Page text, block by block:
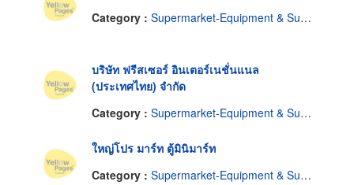
Category : Supermarket-Equipment & Supplies
บริษัท ฟรีสเซอร์ อินเตอร์เนชั่นแนล
(ประเทศไทย) จำกัด
Category : Supermarket-Equipment & Supplies
ใหญ่โปร มาร์ท ตู้มินิมาร์ท
Category : Supermarket-Equipment & Supplies